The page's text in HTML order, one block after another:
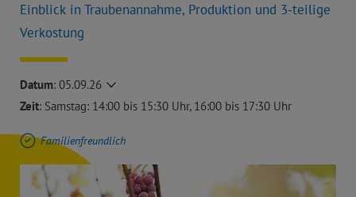
Einblick in Traubenannahme, Produktion und 3-teilige
Verkostung
Datum: 05.09.26
Zeit: Samstag: 14:00 bis 15:30 Uhr, 16:00 bis 17:30 Uhr
Familienfreundlich